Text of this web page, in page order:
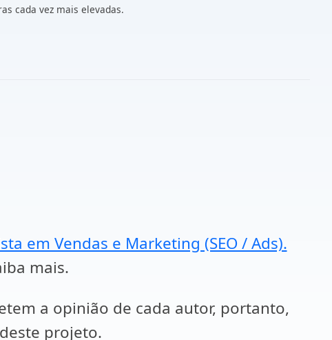
cada vez mais elevadas.
em Vendas e Marketing (SEO / Ads).
mais.
a opinião de cada autor, portanto,
projeto.